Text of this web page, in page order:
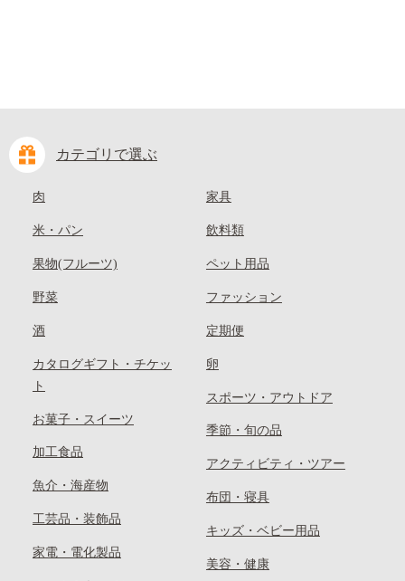
カテゴリで選ぶ
肉
米・パン
果物(フルーツ)
野菜
酒
カタログギフト・チケッ
ト
お菓子・スイーツ
加工食品
魚介・海産物
工芸品・装飾品
家電・電化製品
家具
飲料類
ペット用品
ファッション
定期便
卵
スポーツ・アウトドア
季節・旬の品
アクティビティ・ツアー
布団・寝具
キッズ・ベビー用品
美容・健康